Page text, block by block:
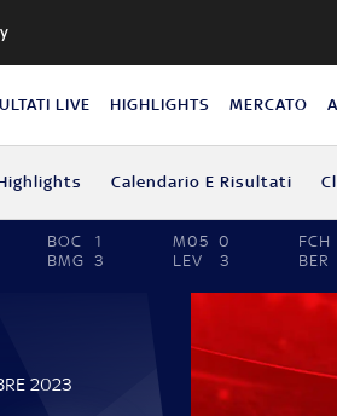
LIVE HIGHLIGHTS MERCATO
Calendario E Risultati
BOC
1
BMG 3
M05 0
LEV
3
FCH
BER
2023